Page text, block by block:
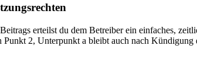
erteilst du dem Betreiber ein einfaches,
Punkt 2, Unterpunkt a bleibt auch nach Kündigung